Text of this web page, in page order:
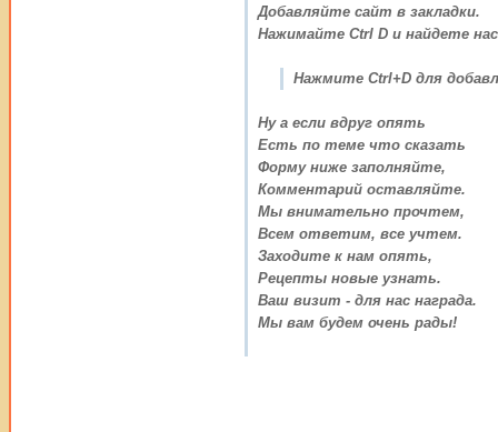
Добавляйте сайт в закладки.
Нажимайте Ctrl D и найдете
Нажмите Ctrl+D для
Ну а если вдруг опять
Есть по теме что сказать
Форму ниже заполняйте,
Комментарий оставляйте.
Мы внимательно прочтем,
Всем ответим, все учтем.
Заходите к нам опять,
Рецепты новые узнать.
Ваш визит - для нас награда.
Мы вам будем очень рады!